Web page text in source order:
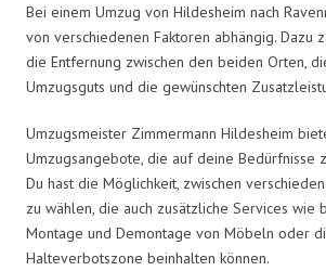
Bei einem Umzug von Hildesheim nach
von verschiedenen Faktoren abhängig. Dazu
die Entfernung zwischen den beiden Orten,
Umzugsguts und die gewünschten
Umzugsmeister Zimmermann Hildesheim
Umzugsangebote, die auf deine Bedürfnisse
Du hast die Möglichkeit, zwischen
zu wählen, die auch zusätzliche Services wie
Montage und Demontage von Möbeln oder
Halteverbotszone beinhalten können.